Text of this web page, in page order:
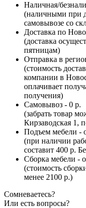
Наличная/
(наличными при
самовывозе со
Доставка по
(доставка
пятницам)
Отправка в
(стоимость
компании в
оплачивает
получения)
Самовывоз - 0 р.
(забрать товар
Кирзаводская 1,
Подъем мебели -
(при наличии
составит 400 р.
Сборка мебели -
(стоимость
менее 2100 р.)
Сомневаетесь?
Или есть вопросы?